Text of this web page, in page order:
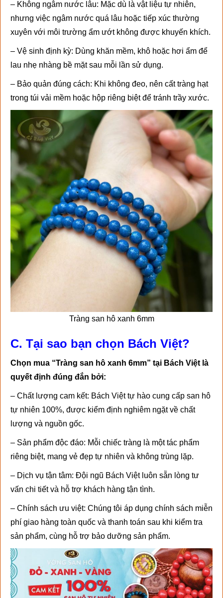
– Không ngâm nước lâu: Mặc dù là vật liệu tự nhiên,
nhưng việc ngâm nước quá lâu hoặc tiếp xúc thường
xuyên với môi trường ẩm ướt không được khuyến khích.
– Vệ sinh định kỳ: Dùng khăn mềm, khô hoặc hơi ẩm để
lau nhẹ nhàng bề mặt sau mỗi lần sử dụng.
– Bảo quản đúng cách: Khi không đeo, nên cất tràng hạt
trong túi vải mềm hoặc hộp riêng biệt để tránh trầy xước.
Tràng san hô xanh 6mm
C. Tại sao bạn chọn Bách Việt?
Chọn mua “Tràng san hô xanh 6mm” tại Bách Việt là
quyết định đúng đắn bởi:
– Chất lượng cam kết: Bách Việt tự hào cung cấp san hô
tự nhiên 100%, được kiểm định nghiêm ngặt về chất
lượng và nguồn gốc.
– Sản phẩm độc đáo: Mỗi chiếc tràng là một tác phẩm
riêng biệt, mang vẻ đẹp tự nhiên và không trùng lặp.
– Dịch vụ tận tâm: Đội ngũ Bách Việt luôn sẵn lòng tư
vấn chi tiết và hỗ trợ khách hàng tận tình.
– Chính sách ưu việt: Chúng tôi áp dụng chính sách miễn
phí giao hàng toàn quốc và thanh toán sau khi kiểm tra
sản phẩm, cùng hỗ trợ bảo dưỡng sản phẩm.